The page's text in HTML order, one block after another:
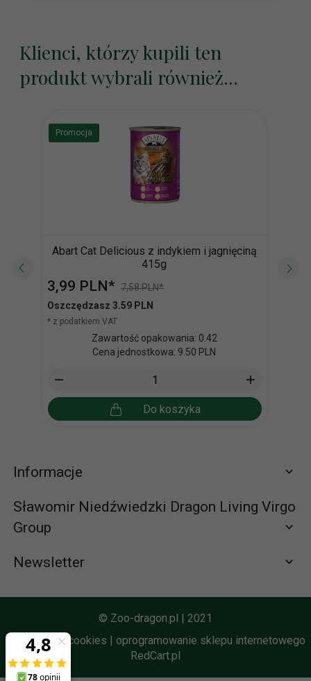
Klienci, którzy kupili ten
produkt wybrali również...
Promocja
Abart Cat Delicious z indykiem i jagnięciną
415g
3,99 PLN* 7,58 PLN*
Oszczędzasz 3.59 PLN
* z podatkiem VAT
Zawartość opakowania: 0.42
Cena jednostkowa: 9.50 PLN
Do koszyka
Informacje
Sławomir Niedźwiedzki Dragon Living Virgo
Group
665065310 (58) 672-65-61
zamowienia@zoo-dragon.pl
Newsletter
© Zoo-dragon.pl | 2021
Informacja o cookies
oprogramowanie sklepu internetowego
RedCart.pl